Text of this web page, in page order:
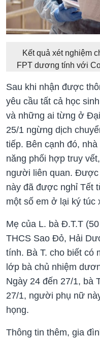
Kết quả xét nghiệm
FPT dương tính với
Sau khi nhận được
yêu cầu tất cả học
và những ai từng ở
25/1 ngừng dịch
tiếp. Bên cạnh đó,
năng phối hợp truy
người liên quan. Được
này đã được nghỉ Tết
một số em ở lại ký túc
Mẹ của L. bà Đ.T.T
THCS Sao Đỏ, Hải
tính. Bà T. cho biết có
lớp bà chủ nhiệm
Ngày 24 đến 27/1, bà
27/1, người phụ nữ
họng.
Thông tin thêm, gia